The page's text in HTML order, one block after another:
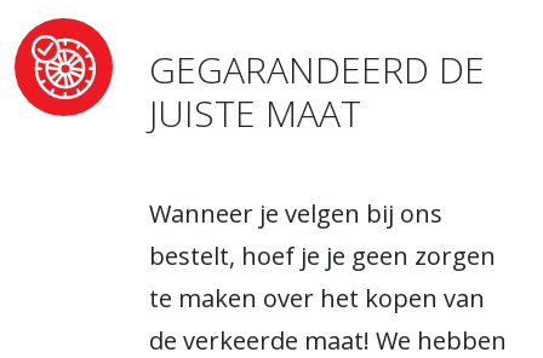
GEGARANDEERD DE
JUISTE MAAT
Wanneer je velgen bij ons
bestelt, hoef je je geen zorgen
te maken over het kopen van
de verkeerde maat! We hebben